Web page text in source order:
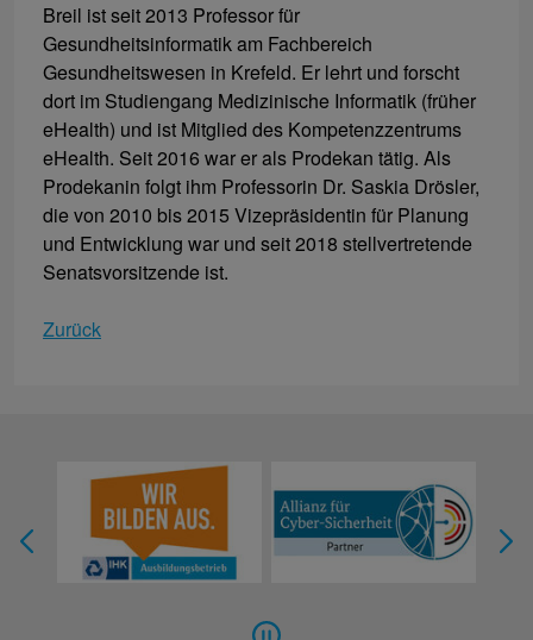
Breil ist seit 2013 Professor für
Gesundheitsinformatik am Fachbereich
Gesundheitswesen in Krefeld. Er lehrt und forscht
dort im Studiengang Medizinische Informatik (früher
eHealth) und ist Mitglied des Kompetenzzentrums
eHealth. Seit 2016 war er als Prodekan tätig. Als
Prodekanin folgt ihm Professorin Dr. Saskia Drösler,
die von 2010 bis 2015 Vizepräsidentin für Planung
und Entwicklung war und seit 2018 stellvertretende
Senatsvorsitzende ist.
Zurück